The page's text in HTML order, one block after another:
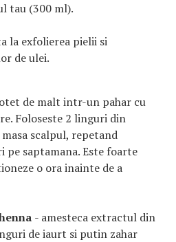
tau (300 ml).
la exfolierea pielii si
de ulei.
de malt intr-un pahar cu
Foloseste 2 linguri din
scalpul, repetand
saptamana. Este foarte
o ora inainte de a
- amesteca extractul din
de iaurt si putin zahar